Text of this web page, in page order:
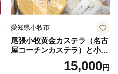
愛知県小牧市
尾張小牧黄金カステラ（名古
屋コーチンカステラ）と小牧
山城バウムクーヘン（コーチ
ン卵と和三盆糖使用）のセッ
15,000円